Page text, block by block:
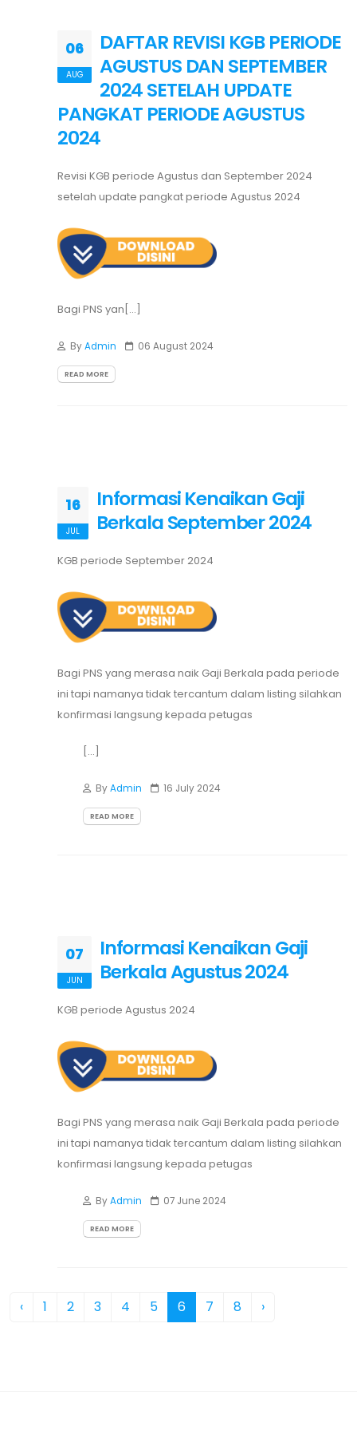
06
AUG
DAFTAR REVISI KGB PERIODE
AGUSTUS DAN SEPTEMBER
2024 SETELAH UPDATE
PANGKAT PERIODE AGUSTUS
2024
Revisi KGB periode Agustus dan September 2024
setelah update pangkat periode Agustus 2024
Bagi PNS yan[...]
ByAdmin 06 August 2024
READ MORE
16
JUL
Informasi Kenaikan Gaji
Berkala September 2024
KGB periode September 2024
Bagi PNS yang merasa naik Gaji Berkala pada periode
ini tapi namanya tidak tercantum dalam listing silahkan
konfirmasi langsung kepada petugas
[...]
ByAdmin 16 July 2024
READ MORE
07
JUN
Informasi Kenaikan Gaji
Berkala Agustus 2024
KGB periode Agustus 2024
Bagi PNS yang merasa naik Gaji Berkala pada periode
ini tapi namanya tidak tercantum dalam listing silahkan
konfirmasi langsung kepada petugas
ByAdmin 07 June 2024
READ MORE
‹ 1 2 3 4 5 6 7 8 ›